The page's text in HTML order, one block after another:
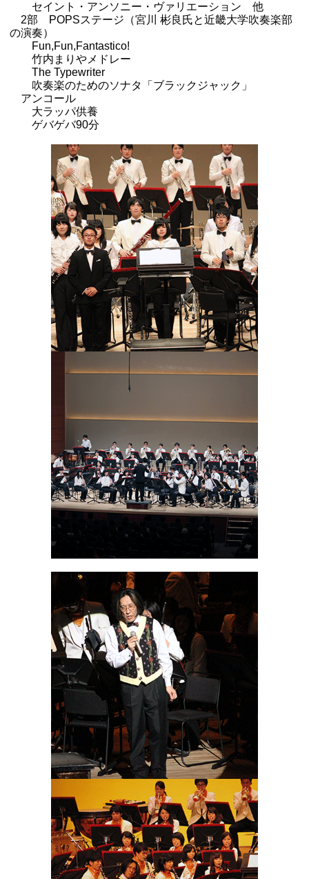
セイント・アンソニー・ヴァリエーション 他
2部 POPSステージ（宮川 彬良氏と近畿大学吹奏楽部
の演奏）
Fun,Fun,Fantastico!
竹内まりやメドレー
The Typewriter
吹奏楽のためのソナタ「ブラックジャック」
アンコール
大ラッパ供養
ゲバゲバ90分